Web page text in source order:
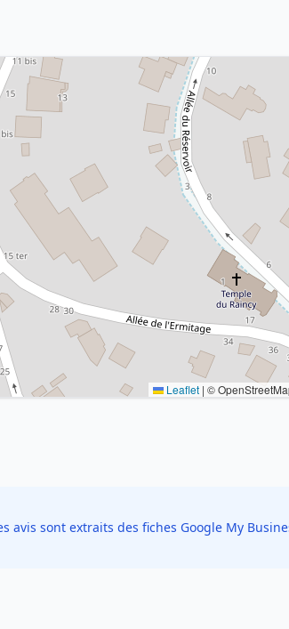
Leaflet | ©
sont extraits des fiches Google My